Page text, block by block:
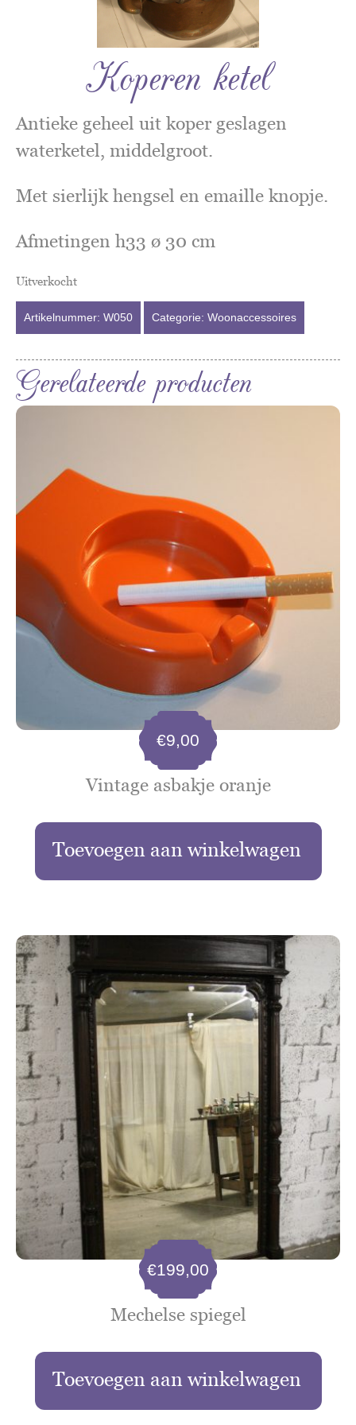
Koperen ketel
Antieke geheel uit koper geslagen
waterketel, middelgroot.
Met sierlijk hengsel en emaille knopje.
Afmetingen h33 ø 30 cm
Uitverkocht
Artikelnummer: W050 Categorie: Woonaccessoires
Gerelateerde producten
Vintage asbakje oranje
€9,00
Toevoegen aan winkelwagen
Mechelse spiegel
€199,00
Toevoegen aan winkelwagen